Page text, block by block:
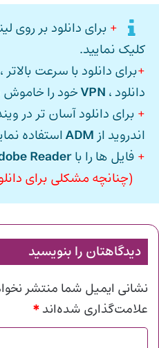
+ برای دانلود بر روی
کلیک نمایید.
+برای دانلود با سرعت
دانلود ، VPNخود را خاموش
+ برای دانلود آسان تر در
اندروید از ADMاستفاده
+ فایل ها را باReader
(چنانچه مشکلی برای
دیدگاهتان را بنویسید
نشانی ایمیل شما منتشر
علامت‌گذاری شده‌اند*